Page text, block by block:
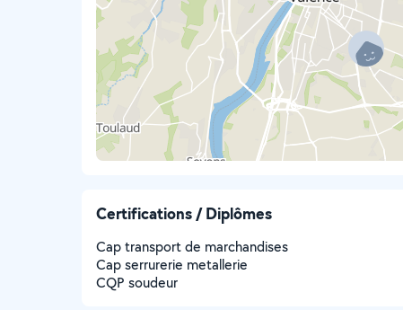
Certifications / Diplômes
Cap transport de marchandises
Cap serrurerie metallerie
CQP soudeur